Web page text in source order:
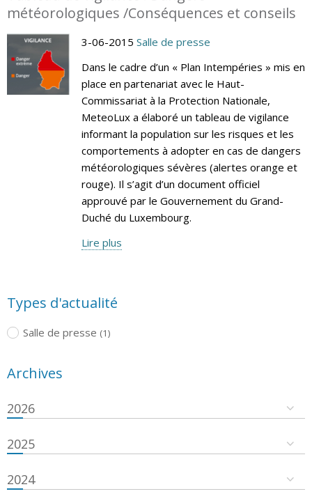
météorologiques /Conséquences et conseils
3-06-2015 Salle de presse
Dans le cadre d’un « Plan Intempéries » mis en
place en partenariat avec le Haut-
Commissariat à la Protection Nationale,
MeteoLux a élaboré un tableau de vigilance
informant la population sur les risques et les
comportements à adopter en cas de dangers
météorologiques sévères (alertes orange et
rouge). Il s’agit d’un document officiel
approuvé par le Gouvernement du Grand-
Duché du Luxembourg.
Lire plus
Types d'actualité
Salle de presse (1)
Archives
2026
2025
2024